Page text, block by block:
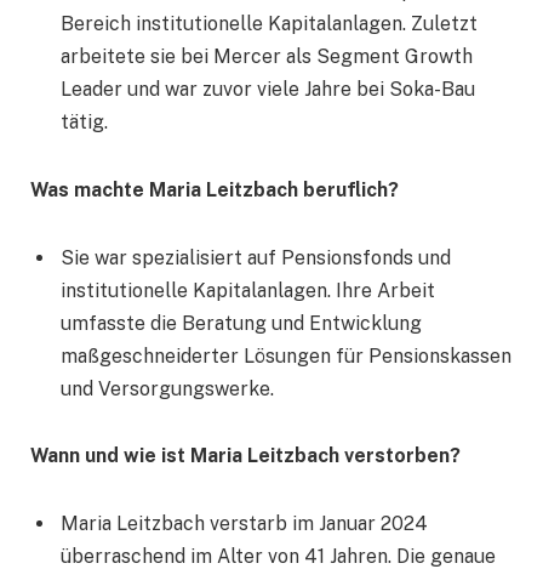
Bereich institutionelle Kapitalanlagen. Zuletzt
arbeitete sie bei Mercer als Segment Growth
Leader und war zuvor viele Jahre bei Soka-Bau
tätig.
Was machte Maria Leitzbach beruflich?
Sie war spezialisiert auf Pensionsfonds und
institutionelle Kapitalanlagen. Ihre Arbeit
umfasste die Beratung und Entwicklung
maßgeschneiderter Lösungen für Pensionskassen
und Versorgungswerke.
Wann und wie ist Maria Leitzbach verstorben?
Maria Leitzbach verstarb im Januar 2024
überraschend im Alter von 41 Jahren. Die genaue